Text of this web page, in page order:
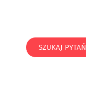
SZUKAJ PYTAŃ